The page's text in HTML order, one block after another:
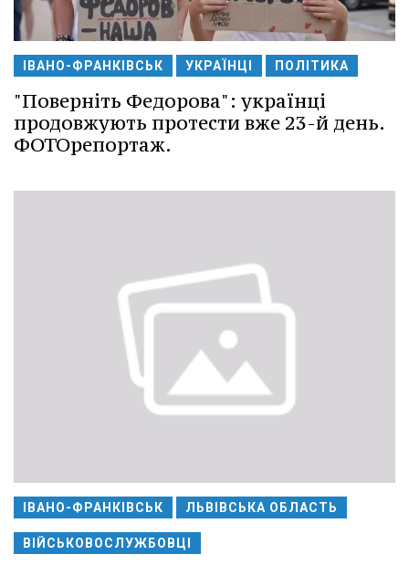
ІВАНО-ФРАНКІВСЬК УКРАЇНЦІ ПОЛІТИКА
"Поверніть Федорова": українці
продовжують протести вже 23-й день.
ФОТОрепортаж.
ІВАНО-ФРАНКІВСЬК ЛЬВІВСЬКА ОБЛАСТЬ
ВІЙСЬКОВОСЛУЖБОВЦІ